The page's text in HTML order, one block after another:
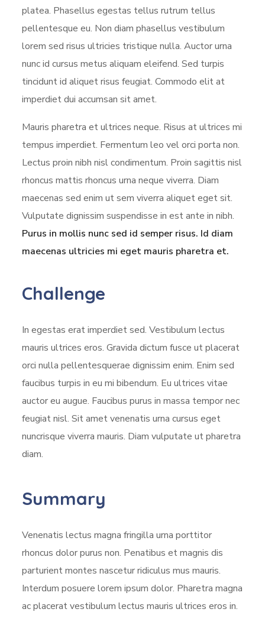
platea. Phasellus egestas tellus rutrum tellus
pellentesque eu. Non diam phasellus vestibulum
lorem sed risus ultricies tristique nulla. Auctor urna
nunc id cursus metus aliquam eleifend. Sed turpis
tincidunt id aliquet risus feugiat. Commodo elit at
imperdiet dui accumsan sit amet.
Mauris pharetra et ultrices neque. Risus at ultrices mi
tempus imperdiet. Fermentum leo vel orci porta non.
Lectus proin nibh nisl condimentum. Proin sagittis nisl
rhoncus mattis rhoncus urna neque viverra. Diam
maecenas sed enim ut sem viverra aliquet eget sit.
Vulputate dignissim suspendisse in est ante in nibh.
Purus in mollis nunc sed id semper risus. Id diam
maecenas ultricies mi eget mauris pharetra et.
Challenge
In egestas erat imperdiet sed. Vestibulum lectus
mauris ultrices eros. Gravida dictum fusce ut placerat
orci nulla pellentesquerae dignissim enim. Enim sed
faucibus turpis in eu mi bibendum. Eu ultrices vitae
auctor eu augue. Faucibus purus in massa tempor nec
feugiat nisl. Sit amet venenatis urna cursus eget
nuncrisque viverra mauris. Diam vulputate ut pharetra
diam.
Summary
Venenatis lectus magna fringilla urna porttitor
rhoncus dolor purus non. Penatibus et magnis dis
parturient montes nascetur ridiculus mus mauris.
Interdum posuere lorem ipsum dolor. Pharetra magna
ac placerat vestibulum lectus mauris ultrices eros in.